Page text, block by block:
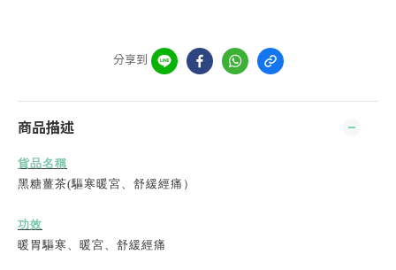
分享到
商品描述
貨品名稱
黑糖薑茶(驅寒暖宮、舒緩經痛）
功效
暖胃驅寒、暖宮、舒緩經痛